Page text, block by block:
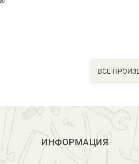
ВСЕ
ИНФОРМАЦИЯ